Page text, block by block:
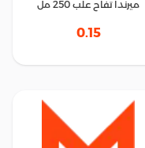
ميرندا تفاح علب 250 مل
0.15